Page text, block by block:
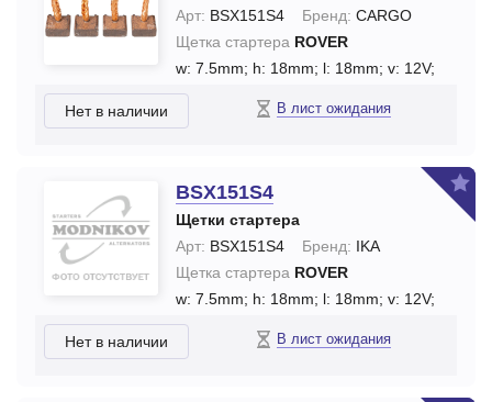
Арт: BSX151S4 Бренд: CARGO
Щетка стартера ROVER
w: 7.5mm; h: 18mm; l: 18mm; v: 12V;
Нет в наличии В лист ожидания
BSX151S4
Щетки стартера
Арт: BSX151S4 Бренд: IKA
Щетка стартера ROVER
w: 7.5mm; h: 18mm; l: 18mm; v: 12V;
Нет в наличии В лист ожидания